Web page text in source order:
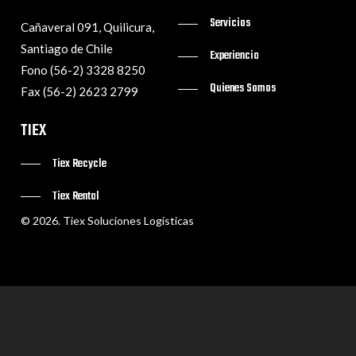
Cañaveral 091, Quilicura,
Santiago de Chile
Fono (56-2) 3328 8250
Fax (56-2) 2623 2799
Servicios
Experiencia
Quienes Somos
TIEX
Tiex Recycle
Tiex Rental
© 2026. Tiex Soluciones Logísticas